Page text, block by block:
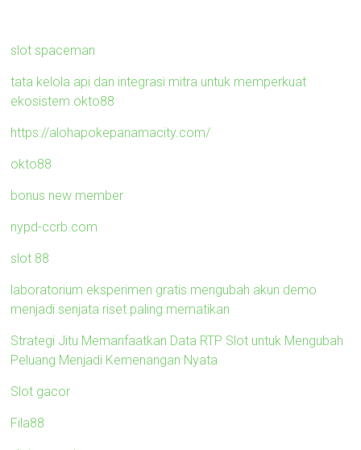
slot spaceman
tata kelola api dan integrasi mitra untuk memperkuat
ekosistem okto88
https://alohapokepanamacity.com/
okto88
bonus new member
nypd-ccrb.com
slot 88
laboratorium eksperimen gratis mengubah akun demo
menjadi senjata riset paling mematikan
Strategi Jitu Memanfaatkan Data RTP Slot untuk Mengubah
Peluang Menjadi Kemenangan Nyata
Slot gacor
Fila88